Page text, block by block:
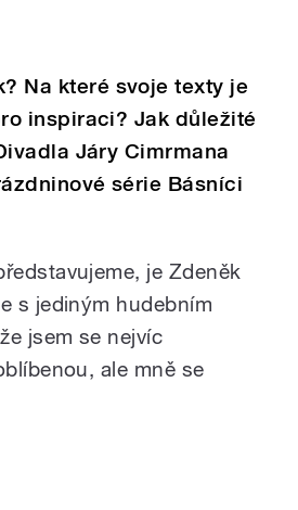
Na které svoje texty je
inspiraci? Jak důležité
Járy Cimrmana
série Básníci
je Zdeněk
s jediným hudebním
jsem se nejvíc
ale mně se